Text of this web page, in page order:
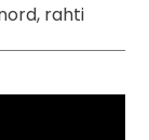
rahti